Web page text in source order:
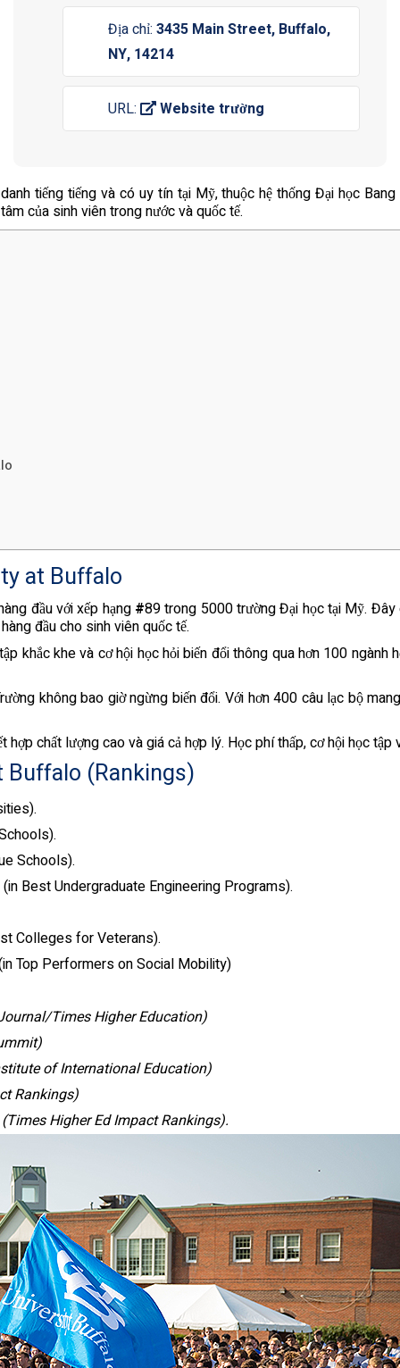
Địa chỉ: 3435 Main Street, Buffalo,
NY, 14214
URL: Website trường
tiếng tiếng và có uy tín tại Mỹ, thuộc hệ thống Đại học
của sinh viên trong nước và quốc tế.
at Buffalo
đầu với xếp hạng #89 trong 5000 trường Đại học tại Mỹ.
đầu cho sinh viên quốc tế.
khắc khe và cơ hội học hỏi biến đổi thông qua hơn 100
không bao giờ ngừng biến đổi. Với hơn 400 câu lạc bộ
chất lượng cao và giá cả hợp lý. Học phí thấp, cơ hội học
Buffalo (Rankings)
Schools).
Best Undergraduate Engineering Programs).
Colleges for Veterans).
Top Performers on Social Mobility)
Times Higher Education)
of International Education)
Rankings)
(Times Higher Ed Impact Rankings).